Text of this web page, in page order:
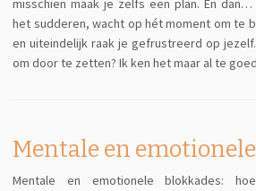
misschien maak je zelfs een plan. En
het sudderen, wacht op hét moment om te
en uiteindelijk raak je gefrustreerd op
om door te zetten? Ik ken het maar al te
Mentale en
Mentale en emotionele blokkades: